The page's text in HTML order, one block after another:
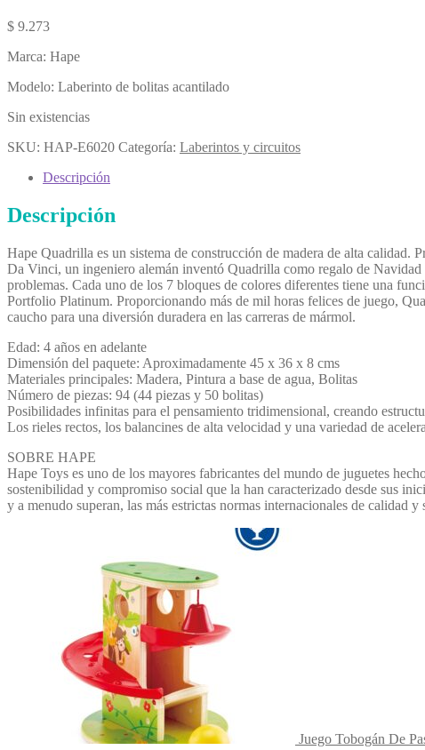
$ 9.273
Marca: Hape
Modelo: Laberinto de bolitas acantilado
Sin existencias
SKU: HAP-E6020 Categoría: Laberintos y circuitos
Descripción
Descripción
Hape Quadrilla es un sistema de construcción de madera de alta
Da Vinci, un ingeniero alemán inventó Quadrilla como regalo de
problemas. Cada uno de los 7 bloques de colores diferentes tiene una
Portfolio Platinum. Proporcionando más de mil horas felices de juego,
caucho para una diversión duradera en las carreras de mármol.
Edad: 4 años en adelante
Dimensión del paquete: Aproximadamente 45 x 36 x 8 cms
Materiales principales: Madera, Pintura a base de agua, Bolitas
Número de piezas: 94 (44 piezas y 50 bolitas)
Posibilidades infinitas para el pensamiento tridimensional, creando
Los rieles rectos, los balancines de alta velocidad y una variedad de
SOBRE HAPE
Hape Toys es uno de los mayores fabricantes del mundo de juguetes
sostenibilidad y compromiso social que la han caracterizado desde sus
y a menudo superan, las más estrictas normas internacionales de calidad
Juego Tobogán De